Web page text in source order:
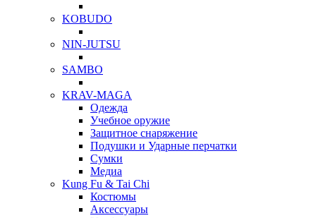
KOBUDO
NIN-JUTSU
SAMBO
KRAV-MAGA
Одежда
Учебное оружие
Защитное снаряжение
Подушки и Ударные перчатки
Сумки
Медиа
Kung Fu & Tai Chi
Костюмы
Аксессуары